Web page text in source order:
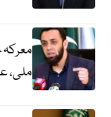
ملی،